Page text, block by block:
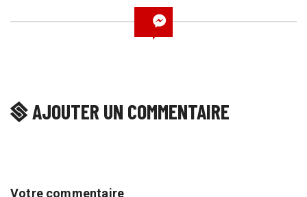
AJOUTER UN COMMENTAIRE
Votre commentaire